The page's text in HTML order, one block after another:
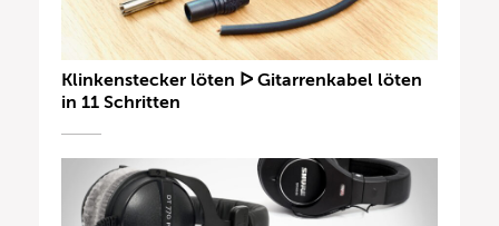
Klinkenstecker löten ᐅ Gitarrenkabel löten
in 11 Schritten